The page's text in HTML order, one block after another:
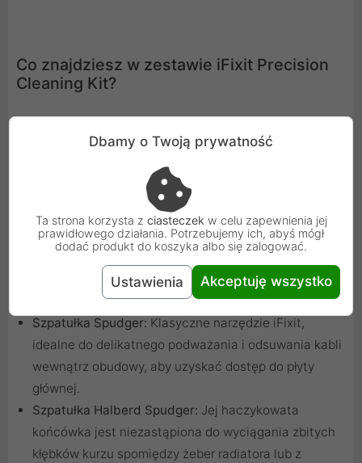
Co znajdziesz w zestawie iFixit Precision
Cleaning Kit?
Ten zestaw został skomponowany przez specjalistów z
iFixit, aby zapewnić narzędzia do każdego scenariusza
czyszczenia komputera stacjonarnego. Wszystkie
elementy są bezpieczne antystatycznie (ESD-safe), co
gwarantuje, że nie uszkodzisz wrażliwych układów
scalonych podczas pracy.
Narzędzia do usuwania kurzu i zanieczyszczeń
Szpatułka Spudger: Klasyczne narzędzie iFixit,
idealne do delikatnego podważania i odsuwania kabli
wewnątrz obudowy, aby uzyskać dostęp do płyty
głównej.
Szpatułka Halberd Spudger: Jej haczykowata
końcówka jest niezastąpiona do wyciągania zbitych
kłębków kurzu spomiędzy żeber radiatora lub z
Dbamy o Twoją prywatność
Ta strona korzysta z ciasteczek w celu zapewnienia jej
prawidłowego działania. Potrzebujemy ich, abyś mógł
dodać produkt do koszyka albo się zalogować.
Ustawienia Akceptuję wszystko